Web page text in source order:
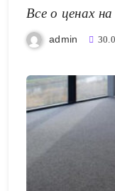
Все о ценах на
admin